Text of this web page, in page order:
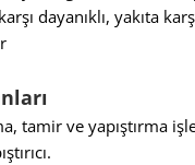
dayanıklı, yakıta
tamir ve yapıştırma